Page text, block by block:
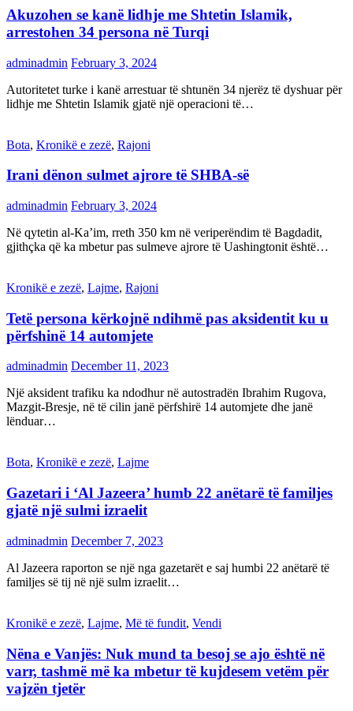
Akuzohen se kanë lidhje me Shtetin Islamik,
arrestohen 34 persona në Turqi
adminadmin February 3, 2024
Autoritetet turke i kanë arrestuar të shtunën 34 njerëz të dyshuar për
lidhje me Shtetin Islamik gjatë një operacioni të…
Bota, Kronikë e zezë, Rajoni
Irani dënon sulmet ajrore të SHBA-së
adminadmin February 3, 2024
Në qytetin al-Ka’im, rreth 350 km në veriperëndim të Bagdadit,
gjithçka që ka mbetur pas sulmeve ajrore të Uashingtonit është…
Kronikë e zezë, Lajme, Rajoni
Tetë persona kërkojnë ndihmë pas aksidentit ku u
përfshinë 14 automjete
adminadmin December 11, 2023
Një aksident trafiku ka ndodhur në autostradën Ibrahim Rugova,
Mazgit-Bresje, në të cilin janë përfshirë 14 automjete dhe janë
lënduar…
Bota, Kronikë e zezë, Lajme
Gazetari i ‘Al Jazeera’ humb 22 anëtarë të familjes
gjatë një sulmi izraelit
adminadmin December 7, 2023
Al Jazeera raporton se një nga gazetarët e saj humbi 22 anëtarë të
familjes së tij në një sulm izraelit…
Kronikë e zezë, Lajme, Më të fundit, Vendi
Nëna e Vanjës: Nuk mund ta besoj se ajo është në
varr, tashmë më ka mbetur të kujdesem vetëm për
vajzën tjetër